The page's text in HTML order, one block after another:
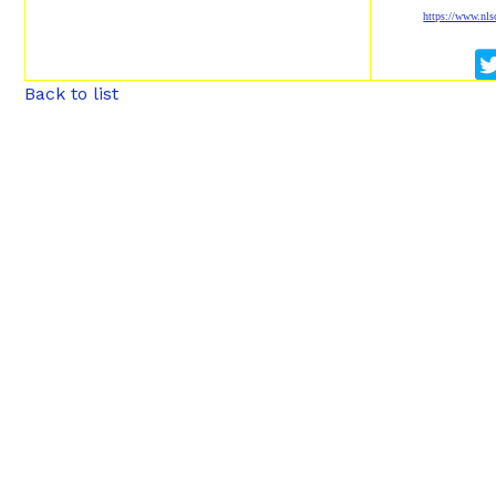
https://
Back to list